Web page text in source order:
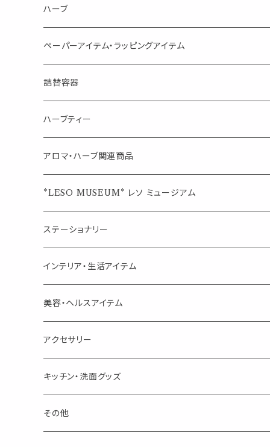
体感-4℃ !? 薄荷をブレンドしたアロマスプレー
AroMachi アロマチ 町の香り
Mask&Pillow Aroma
シングル
ブレンド
キャリアオイル
エッセンシャルオイル
ディフューザー
ハーブ
サシェ・香り袋
ハーブティー
シングル
ブレンド
箱入りアソート
キャンディー
ペーパーアイテム・ラッピングアイテム
シーリングワックス シール
ペーパークリップ
ウェルカムボード・装飾
席札クリップ
プチギフト
詰替容器
ロールオンボトル
スプレーボトル
スポイトボトル
精油用ボトル
ポンプ式ボトル
リップ容器
スクリュー容器
チューブ
スライドケース
ハーブティー
ブレンド
ジュエル オブ ビューティー
美人さんのハーブティー
シングル
アロマ・ハーブ関連商品
エッセンシャルオイル
シングル
ブレンド
クラフト器材・道具
キャリアオイル・ワックス
道具
お香・サシェ・キャンドル
線香
サシェ・香り袋
ディフューザー
アロマオイルウォーマー
アロマストーン
*LESO MUSEUM* レソ ミュージアム
ステーショナリー
デザインクリップ
記号（ハート,星,etc）
音楽・楽器
ページオープナー・ワイドクリップ
ポストカード・メッセージカード
フック・マグネット・画鋲
ステッカー・マスキングテープ・付箋
インテリア・生活アイテム
オブジェ
キャンドル・お香
ウォールアイテム
フック・マグネット・画鋲
収納・小物トレー
美容・ヘルスアイテム
アクセサリー
ブローチ・ピンバッチ
ピアス
キッチン・洗面グッズ
カトラリー
その他